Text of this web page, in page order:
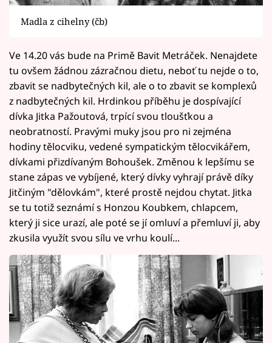
Madla z cihelny (čb)
Ve 14.20 vás bude na Primě Bavit Metráček. Nenajdete
tu ovšem žádnou zázračnou dietu, neboť tu nejde o to,
zbavit se nadbytečných kil, ale o to zbavit se komplexů
z nadbytečných kil. Hrdinkou příběhu je dospívající
dívka Jitka Pažoutová, trpící svou tloušťkou a
neobratností. Pravými muky jsou pro ni zejména
hodiny tělocviku, vedené sympatickým tělocvikářem,
dívkami přizdívaným Bohoušek. Změnou k lepšímu se
stane zápas ve vybíjené, který dívky vyhrají právě díky
Jitčiným "dělovkám", které prostě nejdou chytat. Jitka
se tu totiž seznámí s Honzou Koubkem, chlapcem,
který ji sice urazí, ale poté se jí omluví a přemluví ji, aby
zkusila využít svou sílu ve vrhu koulí...